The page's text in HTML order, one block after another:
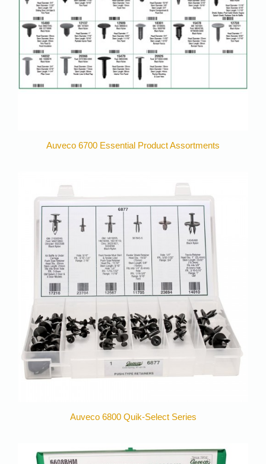
Auveco 6700 Essential Product Assortments
Auveco 6800 Quik-Select Series